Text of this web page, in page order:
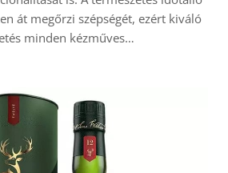
át megőrzi szépségét, ezért kiváló
minden kézműves…